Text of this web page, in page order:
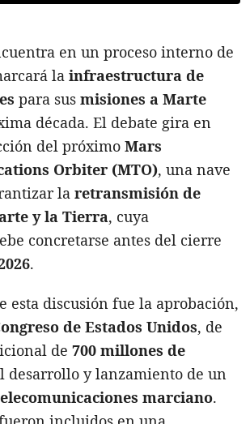
en un proceso interno de
la infraestructura de
para sus misiones a Marte
década. El debate gira en
del próximo Mars
Orbiter (MTO), una nave
la retransmisión de
y la Tierra, cuya
concretarse antes del cierre
.
esta discusión fue la aprobación,
de Estados Unidos, de
de 700 millones de
desarrollo y lanzamiento de un
marciano.